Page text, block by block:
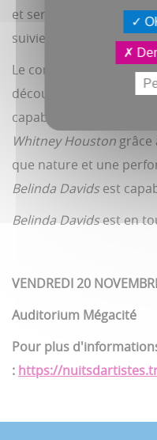
et seront le point de
suivie de plus de 200
Le concert
découvrir au public
capable de s'approprier
Whitney Houston
que nature et une
Belinda Davidsest
Belinda Davidsest en
VENDREDI 20
Auditorium Mégacité
Pour plus
: https://